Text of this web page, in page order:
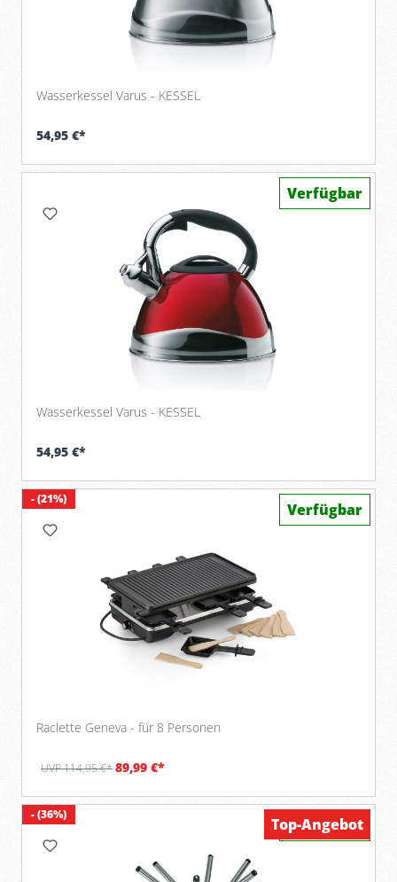
Wasserkessel Varus - KESSEL
54,95 €*
Wasserkessel Varus - KESSEL
54,95 €*
Verfügbar
- (21%)
Raclette Geneva - für 8 Personen
UVP 114,95 €*89,99 €*
Verfügbar
- (36%)
Verfügbar
Top-Angebot